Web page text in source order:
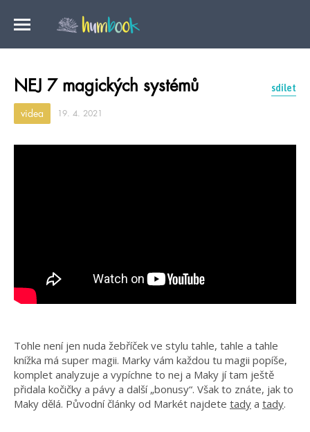
NEJ 7 magických systémů sdílet
videa 19. 4. 2021
Tohle není jen nuda žebříček ve stylu tahle, tahle a tahle
knížka má super magii. Marky vám každou tu magii popíše,
komplet analyzuje a vypíchne to nej a Maky jí tam ještě
přidala kočičky a pávy a další „bonusy“. Však to znáte, jak to
Maky dělá. Původní články od Markét najdete tady a tady.